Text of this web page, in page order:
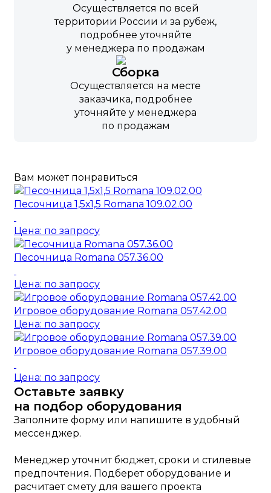
Осуществляется по всей
территории России и за рубеж,
подробнее уточняйте
у менеджера по продажам
Сборка
Осуществляется на месте
заказчика, подробнее
уточняйте у менеджера
по продажам
Вам может понравиться
Песочница 1,5х1,5 Romana 109.02.00
Цена: по запросу
Песочница Romana 057.36.00
Цена: по запросу
Игровое оборудование Romana 057.42.00
Цена: по запросу
Игровое оборудование Romana 057.39.00
Цена: по запросу
Оставьте заявку
на подбор оборудования
Заполните форму или напишите в удобный
мессенджер.
Менеджер уточнит бюджет, сроки и стилевые
предпочтения. Подберет оборудование и
расчитает смету для вашего проекта